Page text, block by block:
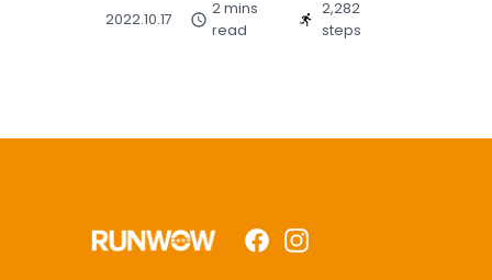
2022.10.17
2 mins
read
2,282
steps
FacebookInstagram